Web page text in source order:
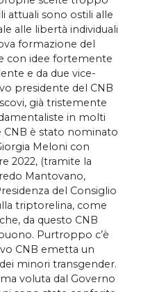
attuali sono ostili alle
alle libertà individuali
formazione del
con idee fortemente
e da due vice-
presidente del CNB
già tristemente
in molti
CNB è stato nominato
Meloni con
2022, (tramite la
Mantovano,
del Consiglio
triptorelina, come
da questo CNB
Purtroppo c’è
CNB emetta un
minori transgender.
voluta dal Governo